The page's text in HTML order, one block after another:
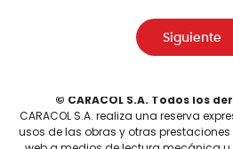
Siguiente
© CARACOL S.A. Todos los
CARACOL S.A. realiza una reserva
usos de las obras y otras